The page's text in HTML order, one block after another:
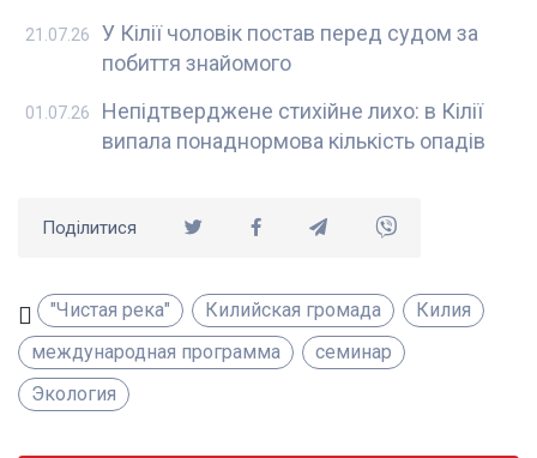
У Кілії чоловік постав перед судом за
побиття знайомого
21.07.26
Непідтверджене стихійне лихо: в Кілії
випала понаднормова кількість опадів
01.07.26
Поділитися
"Чистая река" Килийская громада
Килия
международная программа
семинар
Экология